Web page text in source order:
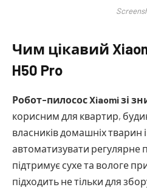
Чим цікавий
H50 Pro
Робот-пилосос Xiaomi зі
корисним для квартир,
власників домашніх тварин і
автоматизувати
підтримує сухе та вологе
підходить не тільки для